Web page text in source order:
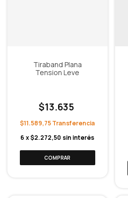
Tiraband Plana
Tension Leve
$13.635
$11.589,75
6 x$2.272,50 sin interés